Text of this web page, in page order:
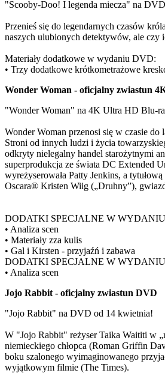
"Scooby-Doo! I legenda miecza" na
Przenieś się do legendarnych czasów
naszych ulubionych detektywów, ale czy
Materiały dodatkowe w wydaniu DVD:
• Trzy dodatkowe krótkometrażowe
Wonder Woman - oficjalny zwiastun
"Wonder Woman" na 4K Ultra HD Blu-
Wonder Woman przenosi się w czasie
Stroni od innych ludzi i życia
odkryty nielegalny handel starożytnymi
superprodukcja ze świata DC Extended
wyreżyserowała Patty Jenkins, a
Oscara® Kristen Wiig („Druhny”),
DODATKI SPECJALNE W
• Analiza scen
• Materiały zza kulis
• Gal i Kirsten - przyjaźń i zabawa
DODATKI SPECJALNE W
• Analiza scen
Jojo Rabbit - oficjalny zwiastun DVD
"Jojo Rabbit" na DVD od 14 kwietnia!
W "Jojo Rabbit" reżyser Taika Waititi w
niemieckiego chłopca (Roman Griffin
boku szalonego wyimaginowanego
wyjątkowym filmie (The Times).